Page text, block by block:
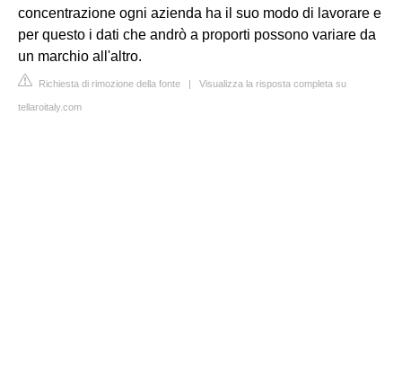
concentrazione ogni azienda ha il suo modo di lavorare e
per questo i dati che andrò a proporti possono variare da
un marchio all'altro.
Richiesta di rimozione della fonte | Visualizza la risposta completa su
tellaroitaly.com